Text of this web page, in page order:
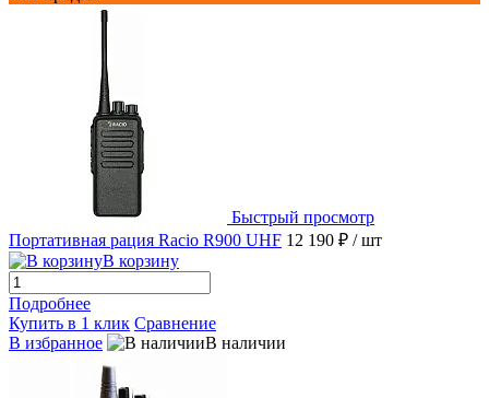
Быстрый просмотр
Портативная рация Racio R900 UHF 12 190 ₽ / шт
В корзину
Подробнее
Купить в 1 клик Сравнение
В избранное
В наличии